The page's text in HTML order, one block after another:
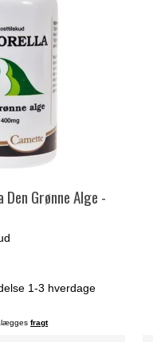
Grønne Alge -
1-3 hverdage
fragt